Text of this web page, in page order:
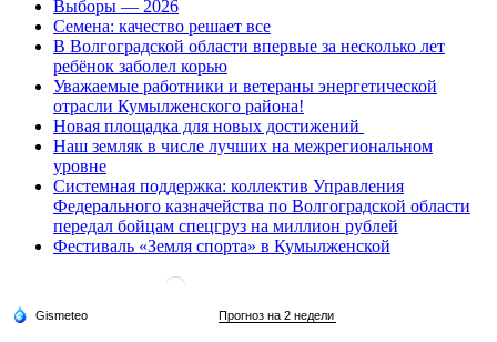
Выборы — 2026
Семена: качество решает все
В Волгоградской области впервые за несколько лет
ребёнок заболел корью
Уважаемые работники и ветераны энергетической
отрасли Кумылженского района!
Новая площадка для новых достижений
Наш земляк в числе лучших на межрегиональном
уровне
Системная поддержка: коллектив Управления
Федерального казначейства по Волгоградской области
передал бойцам спецгруз на миллион рублей
Фестиваль «Земля спорта» в Кумылженской